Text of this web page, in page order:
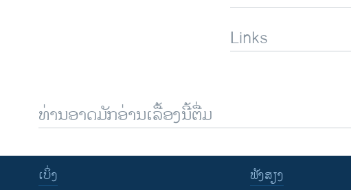
Links
ທ່ານອາດມັກອ່ານເລື້ອງນີ້ຕື່ມ
ເບິ່ງ ຟັງສຽງ